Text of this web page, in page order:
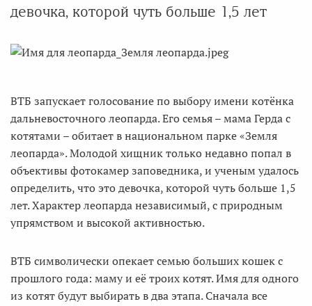
девочка, которой чуть больше 1,5 лет
ВТБ запускает голосование по выбору имени котёнка
дальневосточного леопарда. Его семья – мама Герда с
котятами – обитает в национальном парке «Земля
леопарда». Молодой хищник только недавно попал в
объективы фотокамер заповедника, и ученым удалось
определить, что это девочка, которой чуть больше 1,5
лет. Характер леопарда независимый, с природным
упрямством и высокой активностью.
ВТБ символически опекает семью больших кошек с
прошлого года: маму и её троих котят. Имя для одного
из котят будут выбирать в два этапа. Сначала все